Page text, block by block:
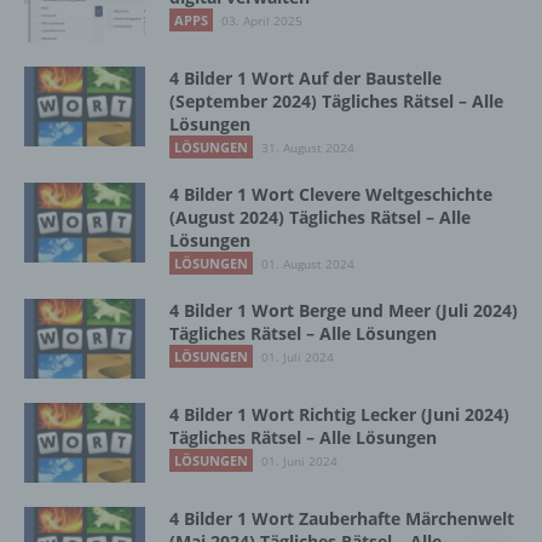
APPS 03. April 2025
4 Bilder 1 Wort Auf der Baustelle
(September 2024) Tägliches Rätsel – Alle
Lösungen
LÖSUNGEN 31. August 2024
4 Bilder 1 Wort Clevere Weltgeschichte
(August 2024) Tägliches Rätsel – Alle
Lösungen
LÖSUNGEN 01. August 2024
4 Bilder 1 Wort Berge und Meer (Juli 2024)
Tägliches Rätsel – Alle Lösungen
LÖSUNGEN 01. Juli 2024
4 Bilder 1 Wort Richtig Lecker (Juni 2024)
Tägliches Rätsel – Alle Lösungen
LÖSUNGEN 01. Juni 2024
4 Bilder 1 Wort Zauberhafte Märchenwelt
Zusammenhang mit personenbezogenen
Organisation, das Ordnen, die Speicherung,
die Anpassung oder Veränderung, das
Auslesen, das Abfragen, die Verwendung,
die Offenlegung durch Übermittlung,
Bereitstellung, den Abgleich oder die
Verknüpfung, die Einschränkung, das
Löschen oder die Vernichtung.
d) Einschränkung der Verarbeitung
Einschränkung der Verarbeitung ist die
Markierung gespeicherter
personenbezogener Daten mit dem Ziel, ihre
künftige Verarbeitung einzuschränken.
e) Profiling